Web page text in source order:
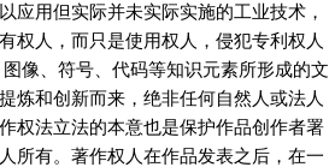
应用但实际并未实际实施的工业技术，
权人，而只是使用权人，侵犯专利权人
像、符号、代码等知识元素所形成的文
炼和创新而来，绝非任何自然人或法人
权法立法的本意也是保护作品创作者署
所有。著作权人在作品发表之后，在一